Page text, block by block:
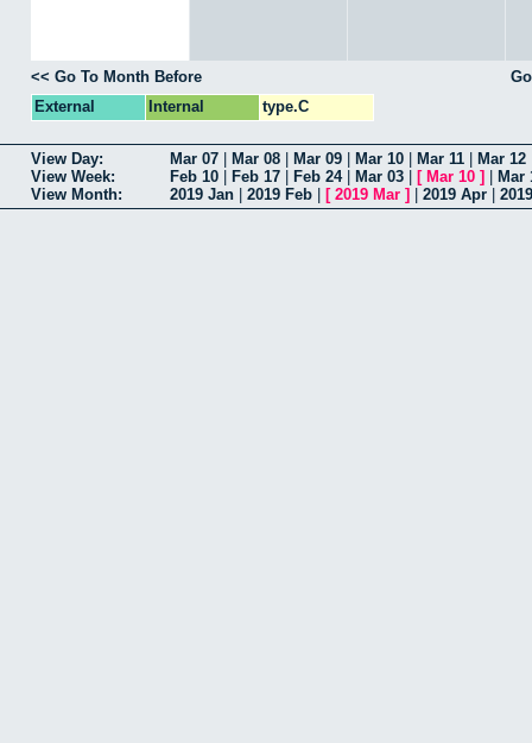
<< Go To Month Before
External
Internal type.C
View Day: Mar 07 Mar 08 Mar 09 Mar 10 Mar 11 Mar 12
View Week:
Feb 10 Feb 17 Feb 24| Mar 03 [ Mar 10 ]
Mar
View Month:
2019 Jan 2019 Feb [ 2019 Mar ] 2019 Apr